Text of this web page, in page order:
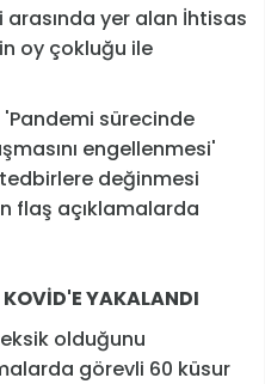
yer alan İhtisas
oy çokluğu ile
sürecinde
engellenmesi'
değinmesi
flaş açıklamalarda
KOVİD'E YAKALANDI
olduğunu
görevli 60 küsur